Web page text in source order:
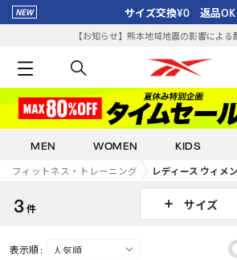
サイズ交換¥0 返品OK
【お知らせ】熊本地域地震の影響による
MEN WOMEN KIDS
フィットネス・トレーニング レディース ウィメ
3件 サイズ
表示順 :